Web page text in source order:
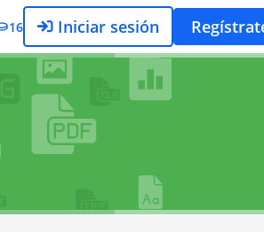
16 Iniciar sesión